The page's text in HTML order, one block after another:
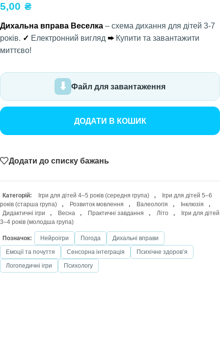
5,00 ₴
Дихальна вправа Веселка – схема дихання для дітей 3-7
років. ✓ Електронний вигляд ➨ Купити та завантажити
миттєво!
Файл для завантаження
ДОДАТИ В КОШИК
Додати до списку бажань
Категорій: Ігри для дітей 4–5 років (середня група) ,
Ігри для дітей 5–6
років (старша група)
, Розвиток мовлення , Валеологія , Інклюзія
,
Дидактичні ігри
, Весна , Практичні завдання , Літо ,
Ігри для дітей
3–4 років (молодша група)
Позначок: Нейроігри Погода
Дихальні вправи
Емоції та почуття
Сенсорна інтеграція
Психічне здоровʼя
Логопедичні ігри
Психологу